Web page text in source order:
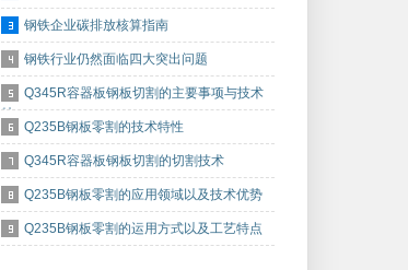
钢铁企业碳排放核算指南
钢铁行业仍然面临四大突出问题
Q345R容器板钢板切割的主要事项与技术
特…
Q235B钢板零割的技术特性
Q345R容器板钢板切割的切割技术
Q235B钢板零割的应用领域以及技术优势
Q235B钢板零割的运用方式以及工艺特点